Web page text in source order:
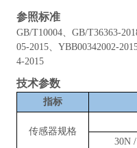
参照标准
GB/T10004、GB/T36363-
05-2015、YBB00342002-
4-2015
技术参数
指标
传感器规格
30N